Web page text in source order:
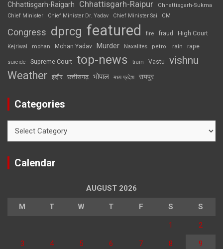
Chhattisgarh-Raigarh Chhattisgarh-Raipur
Chhattisgarh-Sukma
Chief Minister
Chief Minister Dr. Yadav Chief Minister Sai CM
Congress dprcg featured fire fraud High Court
Kejriwal mohan Mohan Yadav Murder Naxalites petrol rain rape
suicide Supreme Court top-news train Vastu vishnu
Weather इंदौर छत्तीसगढ़ भोपाल मध्य प्रदेश रायपुर
Categories
Calendar
AUGUST 2026
M T W T F S S
1 2
3 4 5 6 7 8 9